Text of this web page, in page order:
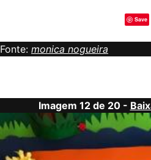
Save
Fonte: monica nogueira
Imagem 12 de 20 -